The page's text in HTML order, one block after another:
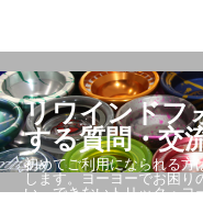
リワインドフ
する質問・交
初めてご利用になられる方
します。ヨーヨーでお困り
い。できないトリック・ヨ